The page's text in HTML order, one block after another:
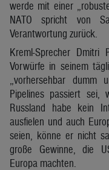
werde mit einer
NATO spricht von
Verantwortung zurück.
Kreml-Sprecher Dmitri
Vorwürfe in seinem
„vorhersehbar
Pipelines passiert sei,
Russland habe kein
ausfielen und auch
seien, könne er nicht
große Gewinne, die
Europa machten.